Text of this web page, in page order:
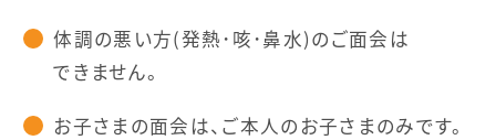
体調の悪い方(発熱･咳･鼻水)のご面会は
できません。
お子さまの面会は、ご本人のお子さまのみです。